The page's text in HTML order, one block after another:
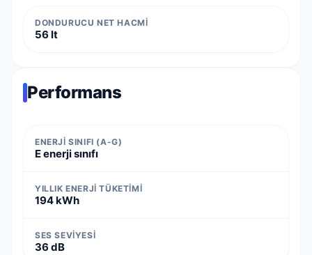
DONDURUCU NET HACMI
56 lt
Performans
ENERJI SINIFI (A-G)
E enerji sınıfı
YILLIK ENERJI TÜKETIMI
194 kWh
SES SEVIYESI
36 dB